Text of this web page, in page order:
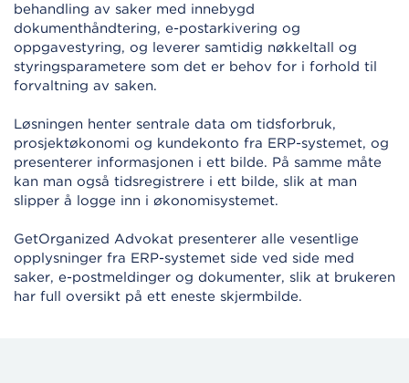
behandling av saker med innebygd
dokumenthåndtering, e-postarkivering og
oppgavestyring, og leverer samtidig nøkkeltall og
styringsparametere som det er behov for i forhold til
forvaltning av saken.
Løsningen henter sentrale data om tidsforbruk,
prosjektøkonomi og kundekonto fra ERP-systemet, og
presenterer informasjonen i ett bilde. På samme måte
kan man også tidsregistrere i ett bilde, slik at man
slipper å logge inn i økonomisystemet.
GetOrganized Advokat presenterer alle vesentlige
opplysninger fra ERP-systemet side ved side med
saker, e-postmeldinger og dokumenter, slik at brukeren
har full oversikt på ett eneste skjermbilde.